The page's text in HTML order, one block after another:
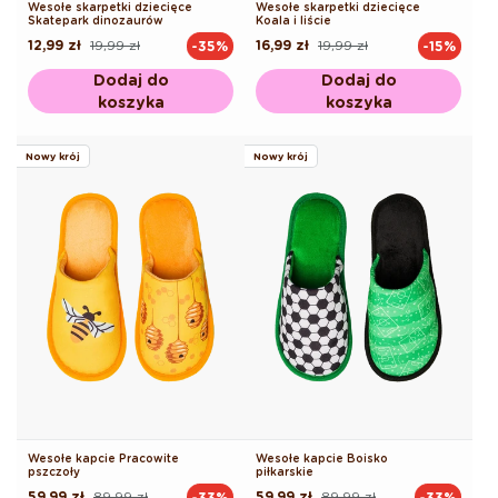
Wesołe skarpetki dziecięce
Skatepark dinozaurów
Cena
19,99 zł
Cena
12,99 zł -35%
Dodaj do
koszyka
Wesołe skarpetki dziecięce
Koala i liście
Cena
19,99 zł
Cena
16,99 zł -15%
Dodaj do
koszyka
Nowy krój
Wesołe kapcie Pracowite
pszczoły
Nowy krój
Wesołe kapcie Boisko
piłkarskie